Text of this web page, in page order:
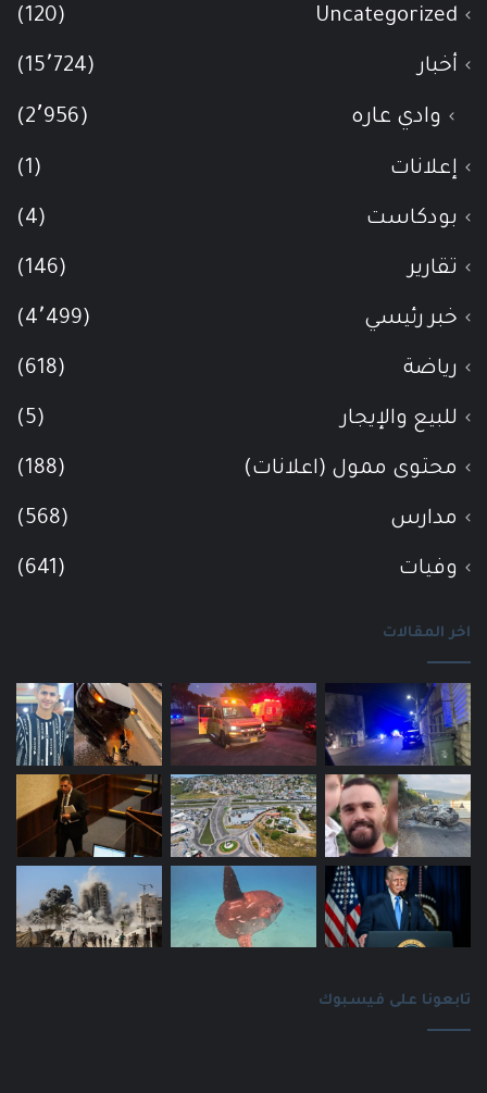
Uncategorized
(120)
أخبار (15٬724)
وادي عاره (2٬956)
إعلانات (1)
بودكاست (4)
تقارير (146)
خبر رئيسي (4٬499)
رياضة (618)
للبيع والإيجار (5)
محتوى ممول (اعلانات) (188)
مدارس (568)
وفيات (641)
اخر المقالات
تابعونا على فيسبوك